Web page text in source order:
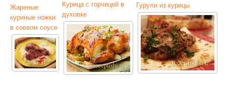
Жареные
куриные ножки
в соевом соусе
Курица с горчицей в
духовке
Гурули из курицы